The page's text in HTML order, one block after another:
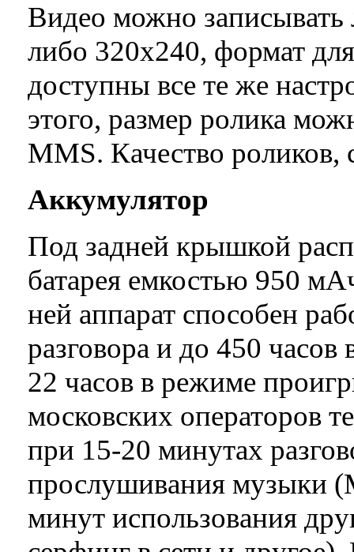
Видео можно
либо 320х240, формат
доступны все те же
этого, размер ролика
MMS. Качество роликов,
Аккумулятор
Под задней крышкой
батарея емкостью 950
ней аппарат способен
разговора и до 450
22 часов в режиме
московских операторов
при 15-20 минутах
прослушивания музыки
минут использования